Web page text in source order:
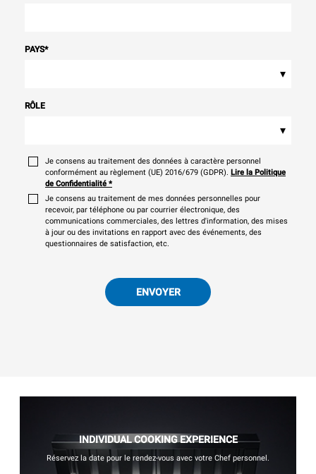
PAYS*
▾
RÔLE
▾
Je consens au traitement des données à caractère personnel
conformément au règlement (UE) 2016/679 (GDPR). Lire la Politique
de Confidentialité *
Je consens au traitement de mes données personnelles pour
recevoir, par téléphone ou par courrier électronique, des
communications commerciales, des lettres d'information, des mises
à jour ou des invitations en rapport avec des événements, des
questionnaires de satisfaction, etc.
ENVOYER
INDIVIDUAL COOKING EXPERIENCE
Réservez la date pour le rendez-vous avec votre Chef personnel.